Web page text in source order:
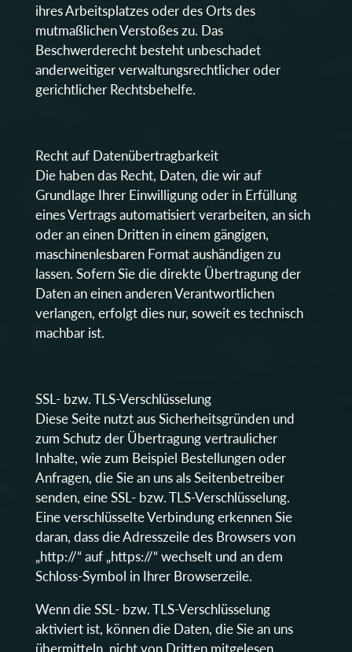
ihres Arbeitsplatzes oder des Orts des
mutmaßlichen Verstoßes zu. Das
Beschwerderecht besteht unbeschadet
anderweitiger verwaltungsrechtlicher oder
gerichtlicher Rechtsbehelfe.
Recht auf Datenübertragbarkeit
Die haben das Recht, Daten, die wir auf
Grundlage Ihrer Einwilligung oder in Erfüllung
eines Vertrags automatisiert verarbeiten, an sich
oder an einen Dritten in einem gängigen,
maschinenlesbaren Format aushändigen zu
lassen. Sofern Sie die direkte Übertragung der
Daten an einen anderen Verantwortlichen
verlangen, erfolgt dies nur, soweit es technisch
machbar ist.
SSL- bzw. TLS-Verschlüsselung
Diese Seite nutzt aus Sicherheitsgründen und
zum Schutz der Übertragung vertraulicher
Inhalte, wie zum Beispiel Bestellungen oder
Anfragen, die Sie an uns als Seitenbetreiber
senden, eine SSL- bzw. TLS-Verschlüsselung.
Eine verschlüsselte Verbindung erkennen Sie
daran, dass die Adresszeile des Browsers von
„http://“ auf „https://“ wechselt und an dem
Schloss-Symbol in Ihrer Browserzeile.
Wenn die SSL- bzw. TLS-Verschlüsselung
aktiviert ist, können die Daten, die Sie an uns
übermitteln, nicht von Dritten mitgelesen